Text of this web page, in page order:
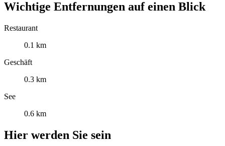
Wichtige Entfernungen auf einen Blick
Restaurant
0.1 km
Geschäft
0.3 km
See
0.6 km
Hier werden Sie sein